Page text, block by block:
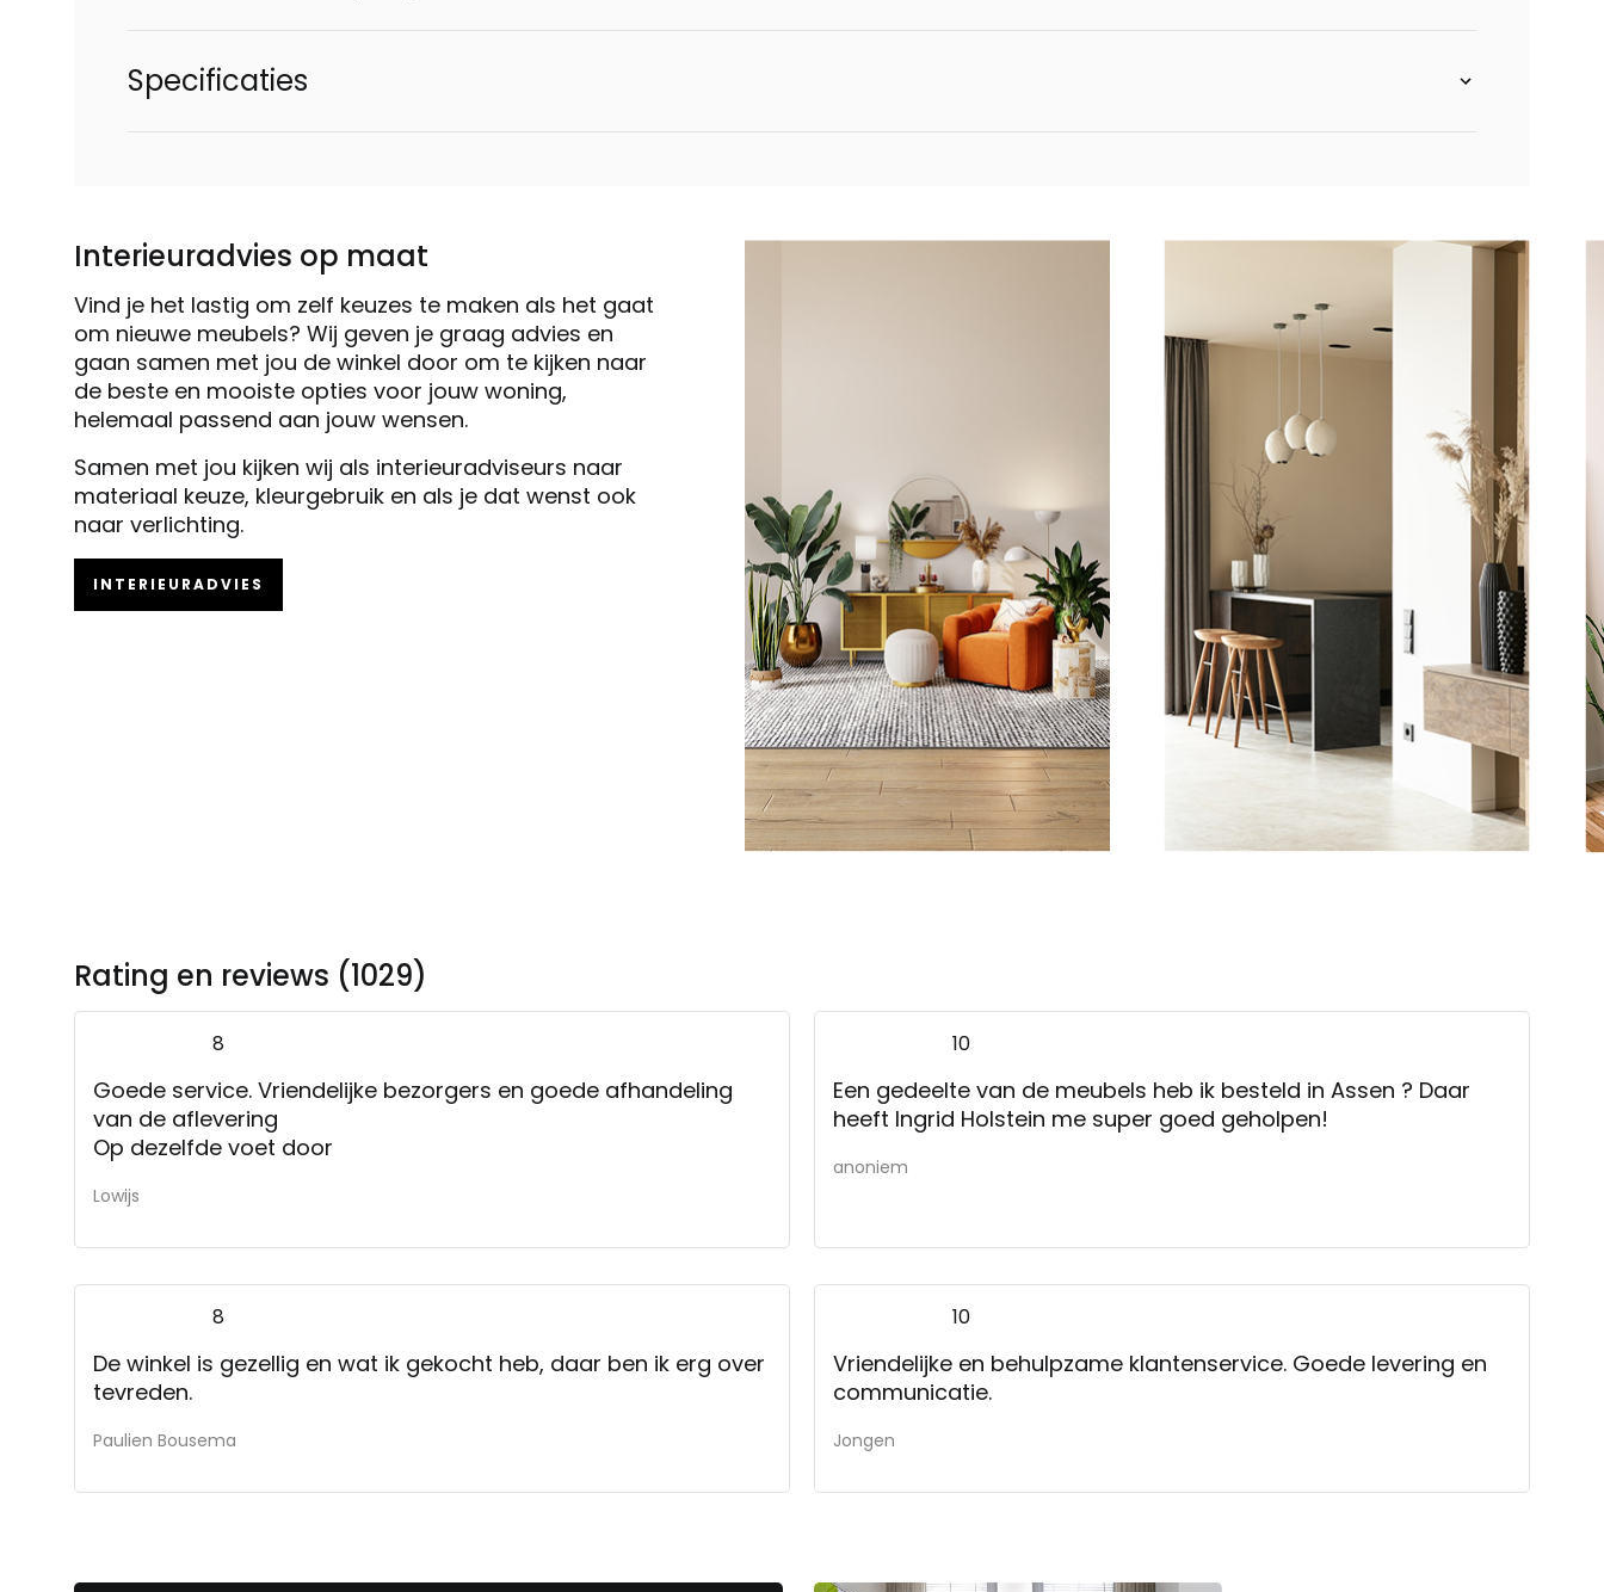
Specificaties
Interieuradvies op maat
Vind je het lastig om zelf keuzes te maken als het gaat
om nieuwe meubels? Wij geven je graag advies en
gaan samen met jou de winkel door om te kijken naar
de beste en mooiste opties voor jouw woning,
helemaal passend aan jouw wensen.
Samen met jou kijken wij als interieuradviseurs naar
materiaal keuze, kleurgebruik en als je dat wenst ook
naar verlichting.
INTERIEURADVIES
Rating en reviews (1029)
8
Goede service. Vriendelijke bezorgers en goede afhandeling
van de aflevering
Op dezelfde voet door
Lowijs
10
Een gedeelte van de meubels heb ik besteld in Assen ? Daar
heeft Ingrid Holstein me super goed geholpen!
anoniem
8
De winkel is gezellig en wat ik gekocht heb, daar ben ik erg over
tevreden.
Paulien Bousema
10
Vriendelijke en behulpzame klantenservice. Goede levering en
communicatie.
Jongen